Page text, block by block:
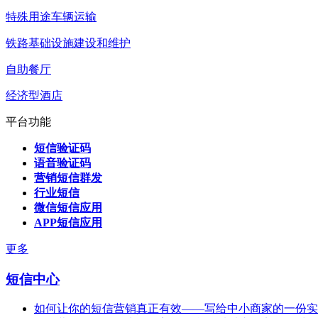
特殊用途车辆运输
铁路基础设施建设和维护
自助餐厅
经济型酒店
平台功能
短信验证码
语音验证码
营销短信群发
行业短信
微信短信应用
APP短信应用
更多
短信中心
如何让你的短信营销真正有效——写给中小商家的一份